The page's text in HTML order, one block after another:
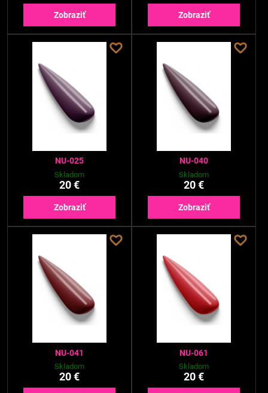
Zobraziť Zobraziť
NU-025
Skladom
20 €
Zobraziť
NU-040
Skladom
20 €
Zobraziť
NU-041
Skladom
20 €
NU-061
Skladom
20 €